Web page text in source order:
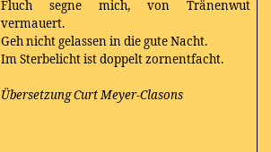
Fluch segne mich, von Tränenwut
vermauert.
Geh nicht gelassen in die gute Nacht.
Im Sterbelicht ist doppelt zornentfacht.
Übersetzung Curt Meyer-Clasons